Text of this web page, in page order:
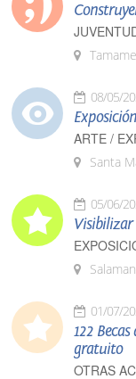
08/05/
ARTE /
Santa
05/06/
Visibilizar
01/07/
122
gratuito
OTRAS